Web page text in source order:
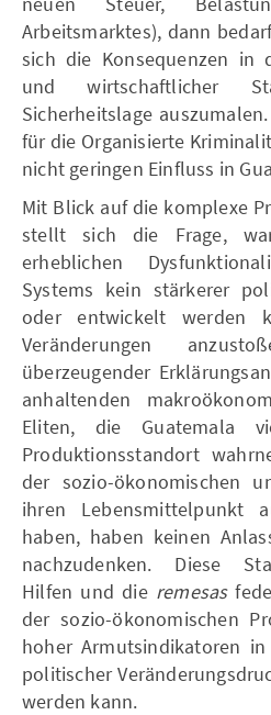
Arbeitsmarktes), dann
sich die Konsequenzen in
und wirtschaftlicher
Sicherheitslage
für die Organisierte
nicht geringen Einfluss in
Mit Blick auf die komplexe
stellt sich die Frage,
erheblichen
Systems kein stärkerer
oder entwickelt werden
Veränderungen
überzeugender
anhaltenden
Eliten, die Guatemala
Produktionsstandort
der sozio-ökonomischen
ihren Lebensmittelpunkt
haben, haben keinen
nachzudenken. Diese
Hilfen und die remesas
der sozio-ökonomischen
hoher Armutsindikatoren
politischer
werden kann.